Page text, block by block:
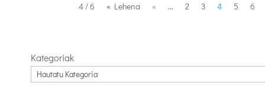
4 / 6 « Lehena « ... 2 3 4 5 6
Kategoriak